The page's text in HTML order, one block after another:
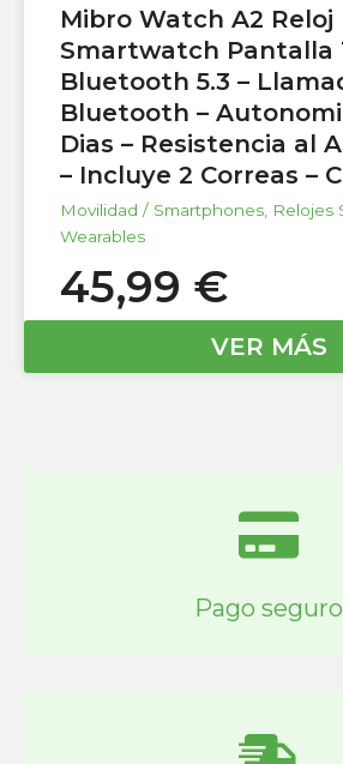
Mibro Watch A2 Reloj
Smartwatch Pantalla
Bluetooth 5.3 –
Bluetooth –
Dias – Resistencia al
– Incluye 2 Correas –
Movilidad / Smartphones Relojes
Wearables
45,99 €
VER MÁS
Pago seguro